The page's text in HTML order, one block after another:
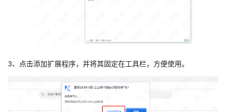
3、点击添加扩展程序，并将其固定在工具栏，方便使用。